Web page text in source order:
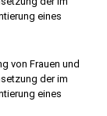
eines
von Frauen und
der im
eines